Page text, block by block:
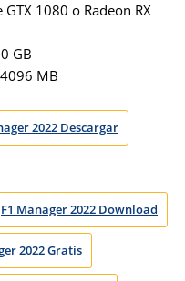
GTX 1080 o Radeon RX
GB
4096 MB
2022 Descargar
F1 Manager 2022 Download
2022 Gratis